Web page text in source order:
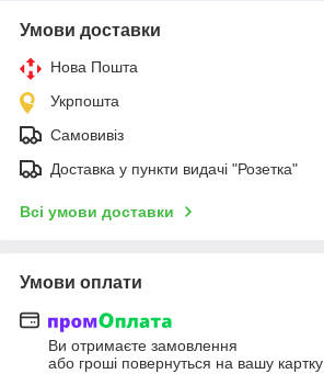
Умови доставки
Нова Пошта
Укрпошта
Самовивіз
Доставка у пункти видачі "Розетка"
Всі умови доставки
Умови оплати
Ви отримаєте замовлення
або гроші повернуться на вашу картку